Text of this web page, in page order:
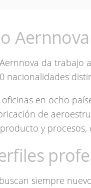
Aernnova
da trabajo
nacionalidades
en ocho
de
y
siempre